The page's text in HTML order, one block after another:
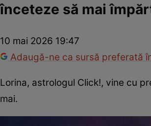
înceteze să mai
10 mai 2026 19:47
Adaugă-ne ca sursă preferată
Lorina, astrologul Click!, vine cu
mai.